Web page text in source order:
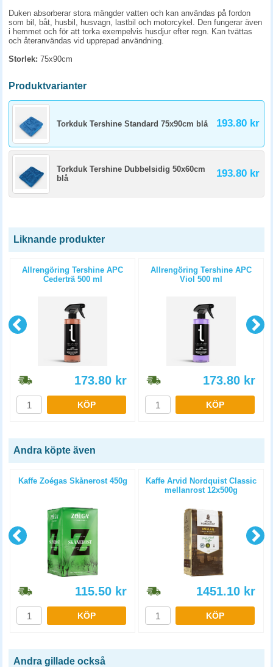
Duken absorberar stora mängder vatten och kan användas på fordon
som bil, båt, husbil, husvagn, lastbil och motorcykel. Den fungerar även
i hemmet och för att torka exempelvis husdjur efter regn. Kan tvättas
och återanvändas vid upprepad användning.
Storlek: 75x90cm
Produktvarianter
Torkduk Tershine Standard 75x90cm blå 193.80 kr
Torkduk Tershine Dubbelsidig 50x60cm
blå
193.80 kr
Liknande produkter
Allrengöring Tershine APC
Cederträ 500 ml
173.80 kr
KÖP
Allrengöring Tershine APC
Viol 500 ml
173.80 kr
KÖP
Andra köpte även
Kaffe Zoégas Skånerost 450g
115.50 kr
KÖP
Kaffe Arvid Nordquist Classic
mellanrost 12x500g
1451.10 kr
KÖP
Andra gillade också